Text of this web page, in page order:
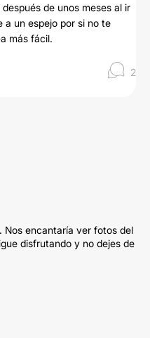
de unos meses al ir
a un espejo por si no te
más fácil.
2
Nos encantaría ver fotos del
disfrutando y no dejes de